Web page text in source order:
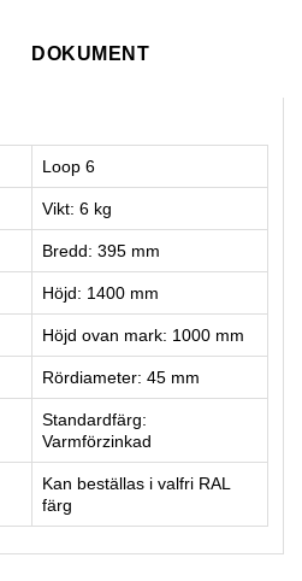
DOKUMENT
Loop 6
Vikt: 6 kg
Bredd: 395 mm
Höjd: 1400 mm
Höjd ovan mark: 1000 mm
Rördiameter: 45 mm
Standardfärg:
Varmförzinkad
Kan beställas i valfri RAL
färg